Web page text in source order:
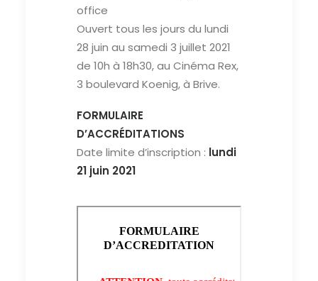
office
Ouvert tous les jours du lundi
28 juin au samedi 3 juillet 2021
de 10h à 18h30, au Cinéma Rex,
3 boulevard Koenig, à Brive.
FORMULAIRE
D’ACCRÉDITATIONS
Date limite d’inscription : lundi
21 juin 2021